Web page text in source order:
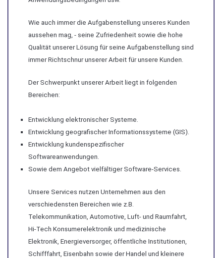
Wie auch immer die Aufgabenstellung unseres Kunden
aussehen mag, - seine Zufriedenheit sowie die hohe
Qualität unserer Lösung für seine Aufgabenstellung sind
immer Richtschnur unserer Arbeit für unsere Kunden.
Der Schwerpunkt unserer Arbeit liegt in folgenden
Bereichen:
Entwicklung elektronischer Systeme.
Entwicklung geografischer Informationssysteme (GIS).
Entwicklung kundenspezifischer
Softwareanwendungen.
Sowie dem Angebot vielfältiger Software-Services.
Unsere Services nutzen Unternehmen aus den
verschiedensten Bereichen wie z.B.
Telekommunikation, Automotive, Luft- und Raumfahrt,
Hi-Tech Konsumerelektronik und medizinische
Elektronik, Energieversorger, öffentliche Institutionen,
Schifffahrt, Eisenbahn sowie der Handel und kleinere